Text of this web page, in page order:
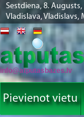
Sestdiena, 8. Augusts,
Vladislava, Vladislavs,
info@atputasbazes.lv
Pievienot vietu